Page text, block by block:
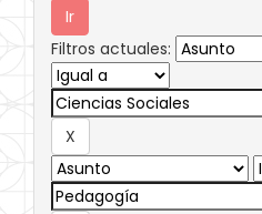
Filtros actuales: